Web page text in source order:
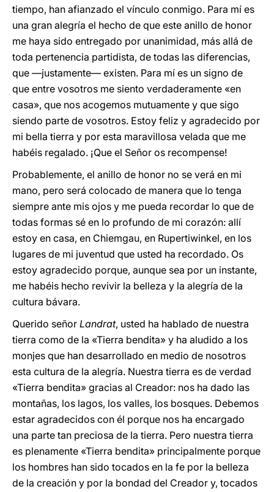
tiempo, han afianzado el vínculo conmigo. Para mí es
una gran alegría el hecho de que este anillo de honor
me haya sido entregado por unanimidad, más allá de
toda pertenencia partidista, de todas las diferencias,
que —justamente— existen. Para mí es un signo de
que entre vosotros me siento verdaderamente «en
casa», que nos acogemos mutuamente y que sigo
siendo parte de vosotros. Estoy feliz y agradecido por
mi bella tierra y por esta maravillosa velada que me
habéis regalado. ¡Que el Señor os recompense!
Probablemente, el anillo de honor no se verá en mi
mano, pero será colocado de manera que lo tenga
siempre ante mis ojos y me pueda recordar lo que de
todas formas sé en lo profundo de mi corazón: allí
estoy en casa, en Chiemgau, en Rupertiwinkel, en los
lugares de mi juventud que usted ha recordado. Os
estoy agradecido porque, aunque sea por un instante,
me habéis hecho revivir la belleza y la alegría de la
cultura bávara.
Querido señor Landrat, usted ha hablado de nuestra
tierra como de la «Tierra bendita» y ha aludido a los
monjes que han desarrollado en medio de nosotros
esta cultura de la alegría. Nuestra tierra es de verdad
«Tierra bendita» gracias al Creador: nos ha dado las
montañas, los lagos, los valles, los bosques. Debemos
estar agradecidos con él porque nos ha encargado
una parte tan preciosa de la tierra. Pero nuestra tierra
es plenamente «Tierra bendita» principalmente porque
los hombres han sido tocados en la fe por la belleza
de la creación y por la bondad del Creador y, tocados